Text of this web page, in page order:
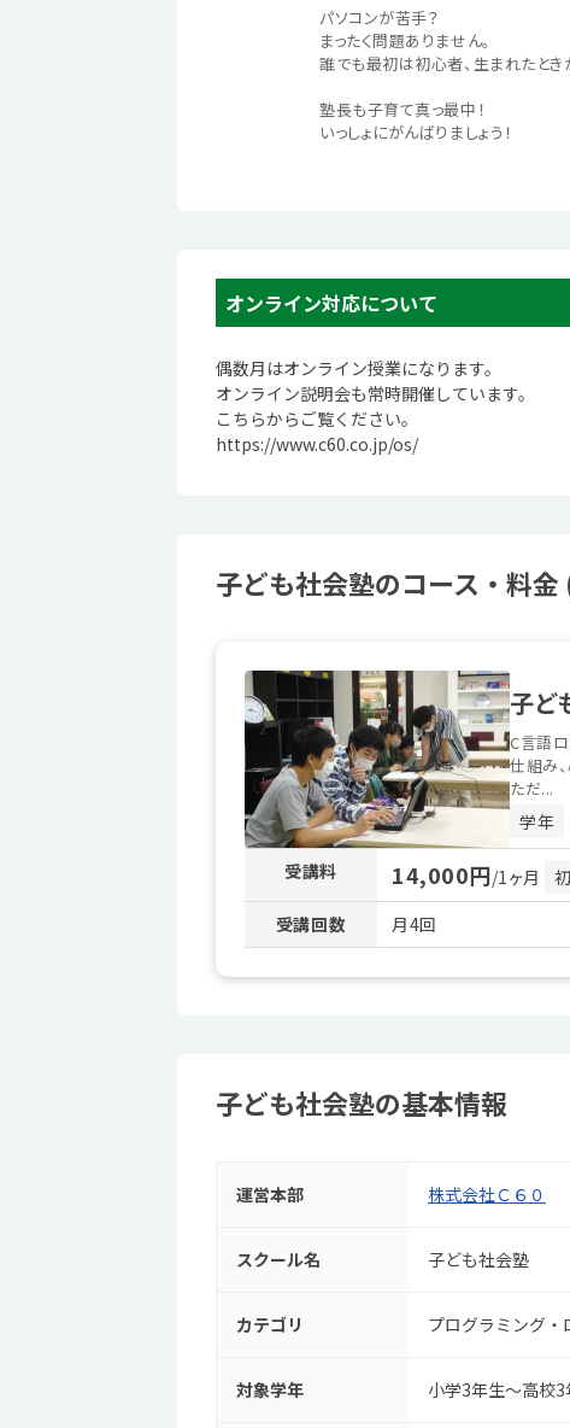
パソコンが苦手？
まったく問題ありません。
誰でも最初は初心者、生まれたとき
塾長も子育て真っ最中！
いっしょにがんばりましょう！
オンライン対応について
偶数月はオンライン授業になります。
オンライン説明会も常時開催しています。
こちらからご覧ください。
https://www.c60.co.jp/os/
子ども社会塾のコース・料金
子ど
C言語ロ
仕組み
ただ...
学年
受講料 14,000円/1ヶ月
受講回数
月4回
子ども社会塾の基本情報
運営本部 株式会社Ｃ６０
スクール名 子ども社会塾
カテゴリ プログラミング・
対象学年 小学3年生～高校3